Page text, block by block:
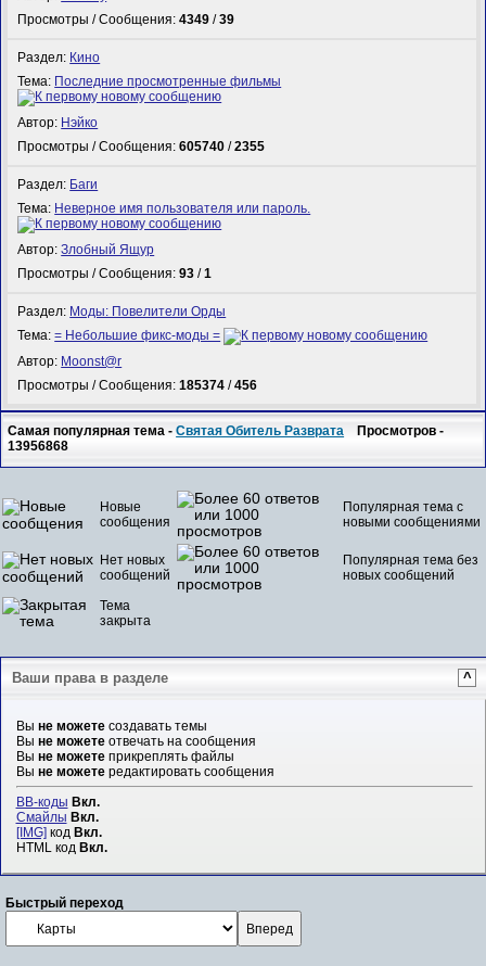
Просмотры / Сообщения:4349 /39
Раздел: Кино
Тема: Последние просмотренные фильмы
Автор: Нэйко
Просмотры / Сообщения:605740 /2355
Раздел: Баги
Тема: Неверное имя пользователя или пароль.
Автор:Злобный Ящур
Просмотры / Сообщения:93 /1
Раздел: Моды: Повелители Орды
Тема:= Небольшие фикс-моды =
Автор: Mооnst@r
Просмотры / Сообщения:185374 /456
Самая популярная тема -Святая Обитель Разврата Просмотров -
13956868
Новые
сообщения
Популярная тема с
новыми сообщениями
Нет новых
сообщений
Популярная тема без
новых сообщений
Тема
закрыта
Ваши права в разделе ^
Вы не можетесоздавать темы
Вы не можетеотвечать на сообщения
Вы не можетеприкреплять файлы
Вы не можетередактировать сообщения
BB-коды Вкл.
Смайлы Вкл.
[IMG]код Вкл.
HTML код Вкл.
Быстрый переход